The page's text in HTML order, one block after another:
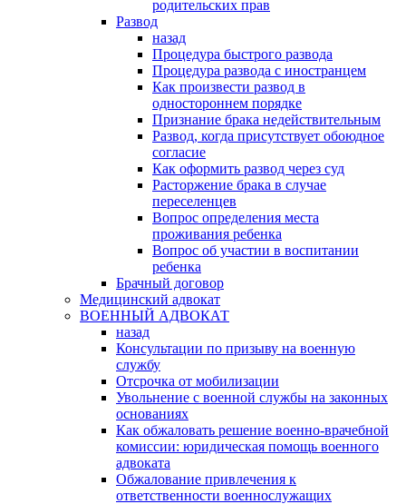
родительских прав
Развод
назад
Процедура быстрого развода
Процедура развода с иностранцем
Как произвести развод в
одностороннем порядке
Признание брака недействительным
Развод, когда присутствует обоюдное
согласие
Как оформить развод через суд
Расторжение брака в случае
переселенцев
Вопрос определения места
проживания ребенка
Вопрос об участии в воспитании
ребенка
Брачный договор
Медицинский адвокат
ВОЕННЫЙ АДВОКАТ
назад
Консультации по призыву на военную
службу
Отсрочка от мобилизации
Увольнение с военной службы на законных
основаниях
Как обжаловать решение военно-врачебной
комиссии: юридическая помощь военного
адвоката
Обжалование привлечения к
ответственности военнослужащих